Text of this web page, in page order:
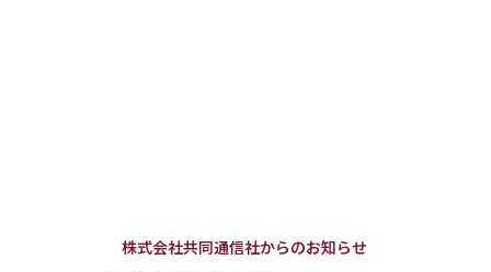
株式会社共同通信社からのお知らせ